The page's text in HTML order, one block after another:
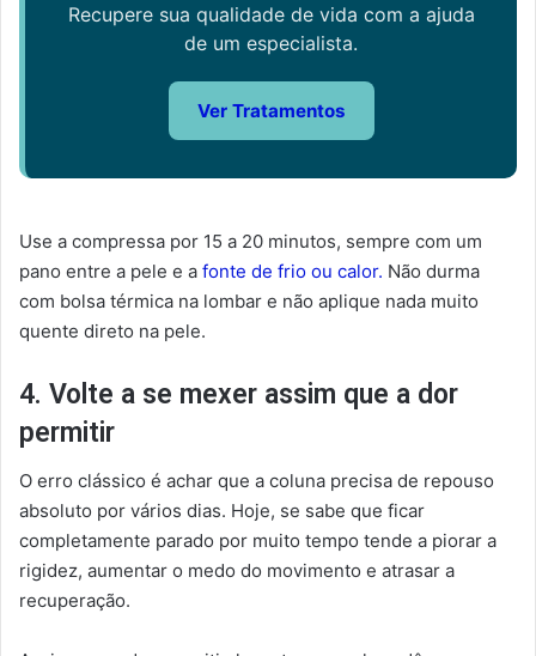
Recupere sua qualidade de vida com a ajuda
de um especialista.
Ver Tratamentos
Use a compressa por 15 a 20 minutos, sempre com um
pano entre a pele e a fonte de frio ou calor. Não durma
com bolsa térmica na lombar e não aplique nada muito
quente direto na pele.
4. Volte a se mexer assim que a dor
permitir
O erro clássico é achar que a coluna precisa de repouso
absoluto por vários dias. Hoje, se sabe que ficar
completamente parado por muito tempo tende a piorar a
rigidez, aumentar o medo do movimento e atrasar a
recuperação.